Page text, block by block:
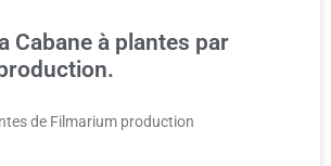
Cabane à plantes par
de Filmarium production